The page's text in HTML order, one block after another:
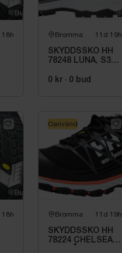
18h Bromma 11d 19h
SKYDDSSKO HH
78248 LUNA, S3
STL. 38
0 kr · 0 bud
18h Bromma 11d 19h
SKYDDSSKO HH
78224 CHELSEA,
Oanvänd